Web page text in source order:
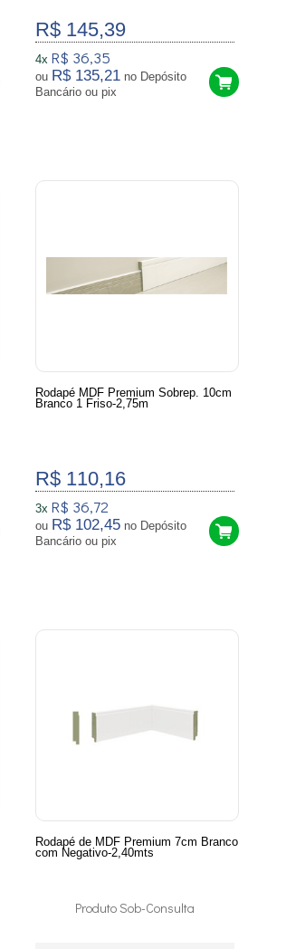
R$ 145,39
4x R$ 36,35
ou R$ 135,21 no Depósito
Bancário ou pix
Rodapé MDF Premium Sobrep. 10cm
Branco 1 Friso-2,75m
R$ 110,16
3x R$ 36,72
ou R$ 102,45 no Depósito
Bancário ou pix
Rodapé de MDF Premium 7cm Branco
com Negativo-2,40mts
Produto Sob-Consulta